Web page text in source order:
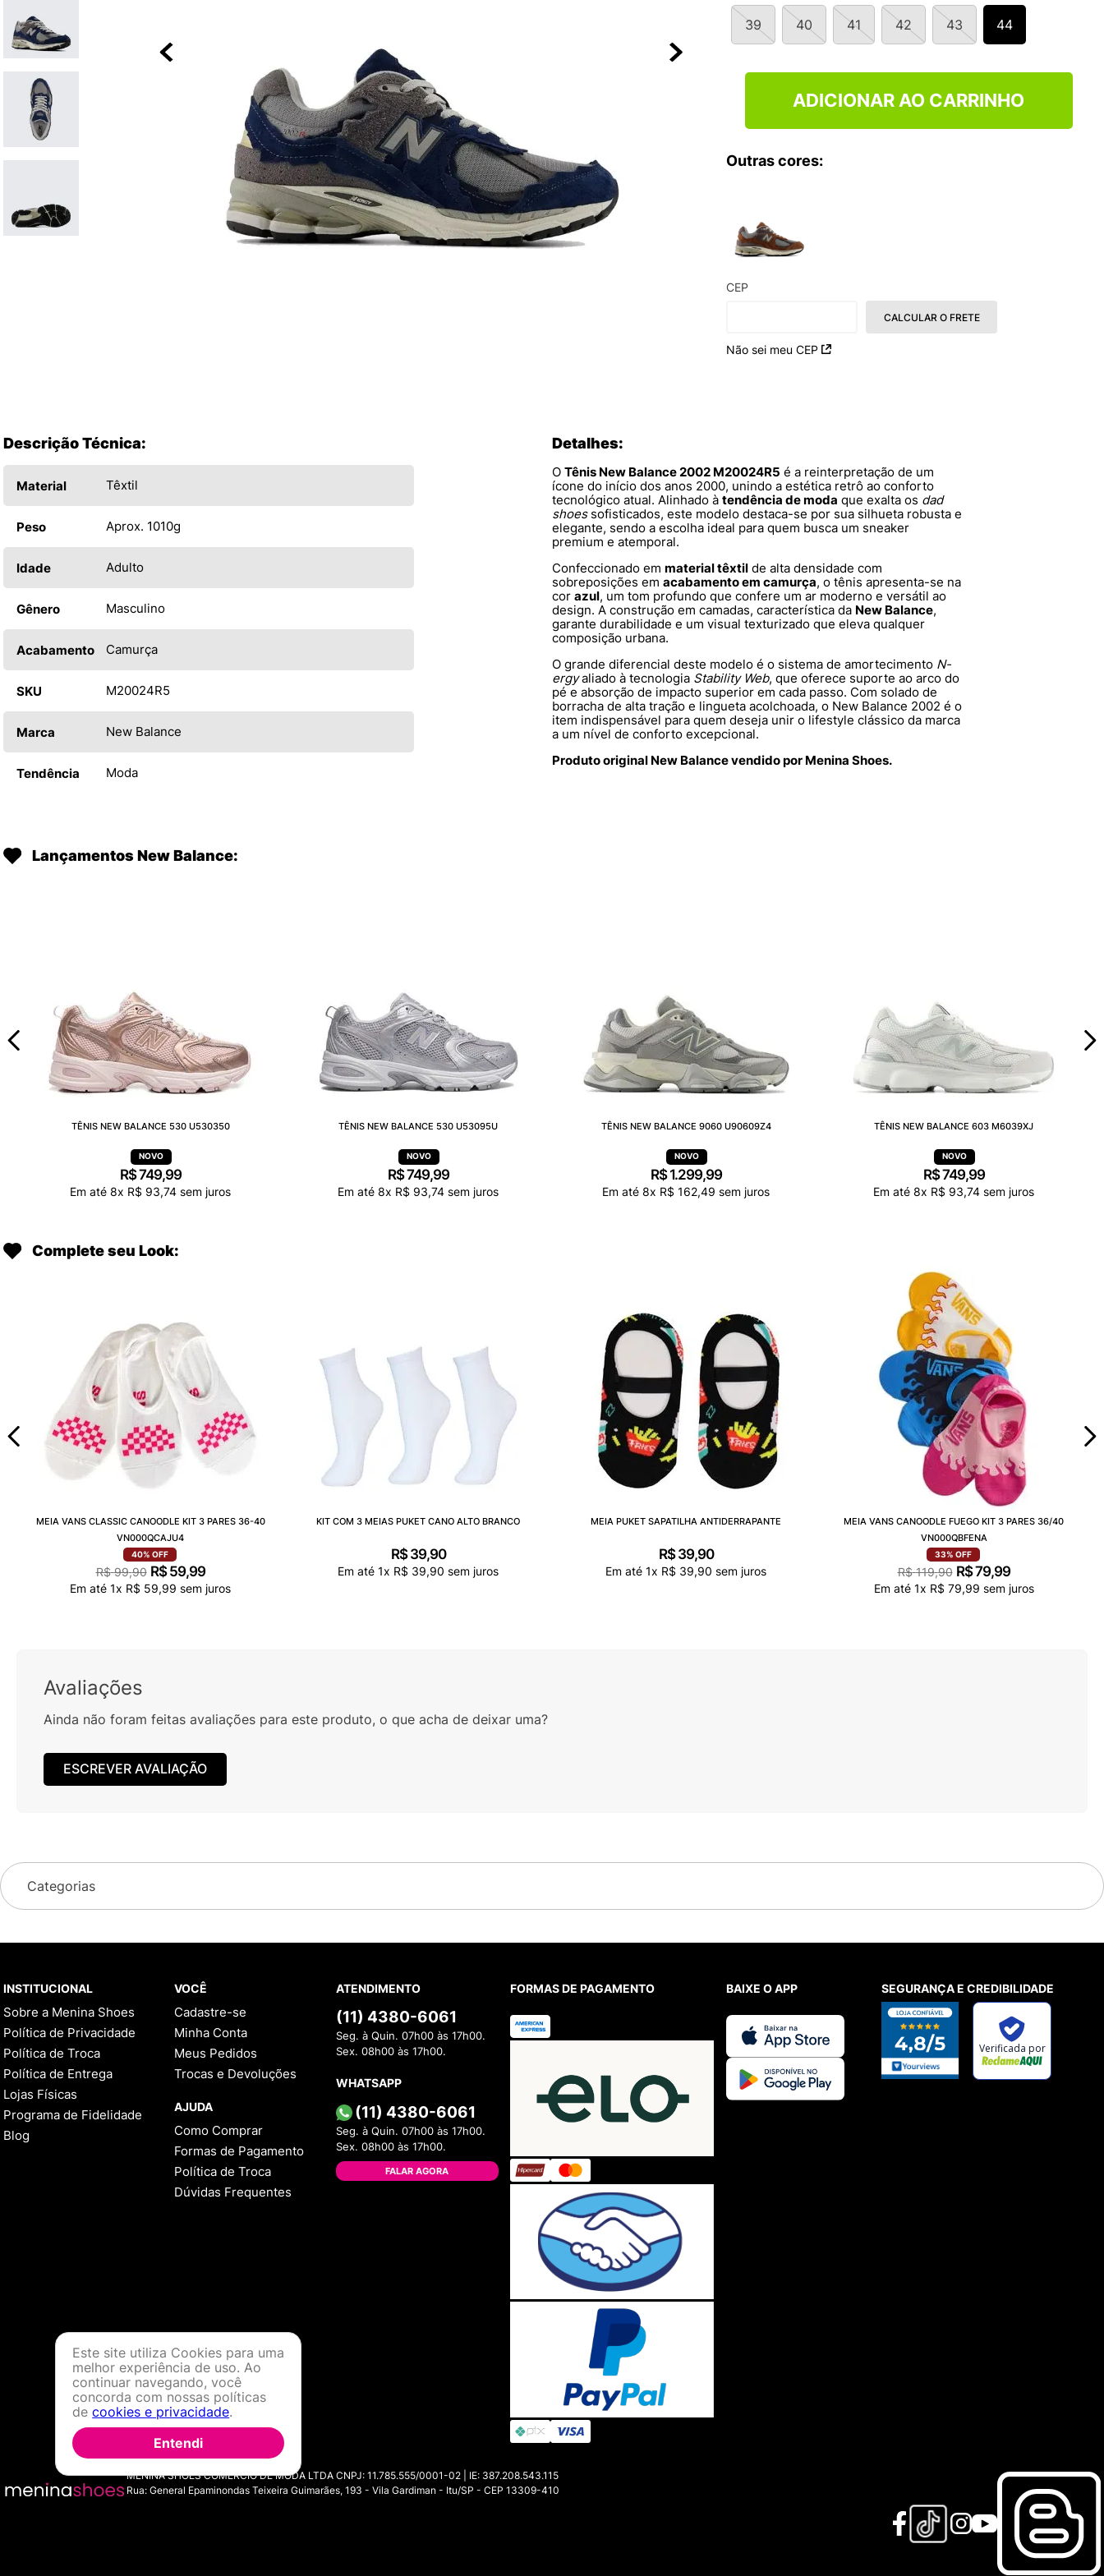
39 40 41 42 43 44
ADICIONAR AO CARRINHO
Outras cores:
CEP
Não sei meu CEP
CALCULAR O FRETE
Descrição Técnica:
Material Têxtil
Peso Aprox. 1010g
Idade Adulto
Gênero Masculino
Acabamento Camurça
SKU M20024R5
Marca New Balance
Tendência Moda
Detalhes:
O Tênis New Balance 2002 M20024R5 é a reinterpretação de um
ícone do início dos anos 2000, unindo a estética retrô ao conforto
tecnológico atual. Alinhado à tendência de moda que exalta os dad
shoessofisticados, este modelo destaca-se por sua silhueta robusta e
elegante, sendo a escolha ideal para quem busca um sneaker
premium e atemporal.
Confeccionado em material têxtil de alta densidade com
sobreposições em acabamento em camurça, o tênis apresenta-se na
cor azul, um tom profundo que confere um ar moderno e versátil ao
design. A construção em camadas, característica da New Balance,
garante durabilidade e um visual texturizado que eleva qualquer
composição urbana.
O grande diferencial deste modelo é o sistema de amortecimento N-
ergyaliado à tecnologia Stability Web, que oferece suporte ao arco do
pé e absorção de impacto superior em cada passo. Com solado de
borracha de alta tração e lingueta acolchoada, o New Balance 2002 é o
item indispensável para quem deseja unir o lifestyle clássico da marca
a um nível de conforto excepcional.
Produto original New Balance vendido por Menina Shoes.
Lançamentos New Balance:
TÊNIS NEW BALANCE 530 U530350
R$749,99
Em até 8x R$ 93,74 sem juros
TÊNIS NEW BALANCE 530 U53095U
R$749,99
Em até 8x R$ 93,74 sem juros
TÊNIS NEW BALANCE 9060 U90609Z4
R$ 1.299,99
Em até 8x R$ 162,49 sem juros
TÊNIS NEW BALANCE 603 M6039XJ
R$749,99
Em até 8x R$ 93,74 sem juros
Complete seu Look:
MEIA VANS CLASSIC CANOODLE KIT 3 PARES 36-40
VN000QCAJU4
40% OFF
R$ 99,90 R$ 59,99
Em até 1x R$ 59,99 sem juros
KIT COM 3 MEIAS PUKET CANO ALTO BRANCO
R$ 39,90
Em até 1x R$ 39,90 sem juros
MEIA PUKET SAPATILHA ANTIDERRAPANTE
R$ 39,90
Em até 1x R$ 39,90 sem juros
MEIA VANS CANOODLE FUEGO KIT 3 PARES 36/40
VN000QBFENA
33% OFF
R$ 119,90 R$79,99
Em até 1x R$ 79,99 sem juros
Avaliações
Ainda não foram feitas avaliações para este produto, o que acha de deixar uma?
ESCREVER AVALIAÇÃO
Categorias
INSTITUCIONAL
Sobre a Menina Shoes
Política de Privacidade
Política de Troca
Política de Entrega
Lojas Físicas
Programa de Fidelidade
Blog
VOCÊ
Cadastre-se
Minha Conta
Meus Pedidos
Trocas e Devoluções
AJUDA
Como Comprar
Formas de Pagamento
Política de Troca
Dúvidas Frequentes
ATENDIMENTO
(11) 4380-6061
Seg. à Quin. 07h00 às 17h00.
Sex. 08h00 às 17h00.
WHATSAPP
(11) 4380-6061
Seg. à Quin. 07h00 às 17h00.
Sex. 08h00 às 17h00.
FALAR AGORA
FORMAS DE PAGAMENTO BAIXE O APP SEGURANÇA E CREDIBILIDADE
MENINA SHOES COMERCIO DE MODA LTDA CNPJ: 11.785.555/0001-02 | IE: 387.208.543.115
Rua: General Epaminondas Teixeira Guimarães, 193 - Vila Gardiman - Itu/SP - CEP 13309-410
Este site utiliza Cookies para uma
melhor experiência de uso. Ao
continuar navegando, você
concorda com nossas políticas
decookies e privacidade.
Entendi
NEW BALANCE 204L